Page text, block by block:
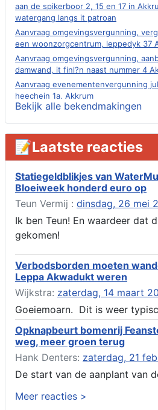
aan de spikerboor 2, 15 en 17 in
watergang langs it patroan
Aanvraag omgevingsvergunning,
een woonzorgcentrum, leppedyk 37
Aanvraag omgevingsvergunning,
damwand, it finl?n naast nummer 4
Aanvraag evenementenvergunning
heechein 1a, Akkrum
Verlening omgevingsvergunning,
ruimte 02-10 t/m 02-11-2026, sitadel
Aanvraag omgevingsvergunning,
ruimte 02-10 t/m 02-11-2026, sitadel
Verlenging beslistermijn aanvraag
heechein 28, 8491 em Akkrum
Aanvraag omgevingsvergunning,
(voordeur en dakkapel),
aanbrengen van asfalt t.b.v.
boarnsterdyk, Akkrum
Verlening ontheffing geluid,
Kennisgeving vergunningaanvraag
werken en objecten in of bij een
zijnde de noordzee, of waterkering
Akkrum
Verlening omgevingsvergunning,
bruggen (renovatie), ljouwerterdyk
Verlening ontheffing geluid,
Melding milieubelastende activiteit
bodemenergiesysteem, it weidl?n 14,
Omgevingsvergunning wateractiviteit
Bekijk alle bekendmakingen
📝Laatste reacties
Statiegeldblikjes van
Bloeiweek honderd euro op
Teun Vermij : dinsdag, 26 mei
Ik ben Teun! En waardeer dat
gekomen!
Verbodsborden moeten
Leppa Akwadukt weren
Wijkstra: zaterdag, 14 maart
Goeiemoarn. Dit is weer
Opknapbeurt bomenrij
weg, meer groen terug
Hank Denters: zaterdag, 21
De start van de aanplant van
Meer reacties >